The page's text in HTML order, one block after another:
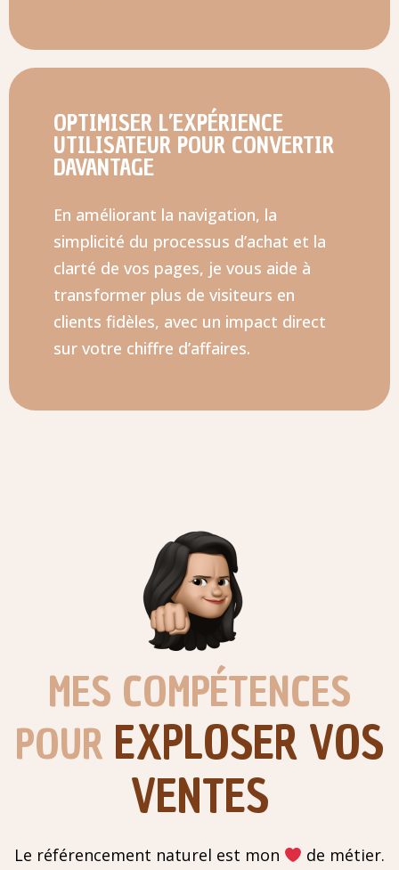
OPTIMISER L’EXPÉRIENCE
UTILISATEUR POUR CONVERTIR
DAVANTAGE
En améliorant la navigation, la
simplicité du processus d’achat et la
clarté de vos pages, je vous aide à
transformer plus de visiteurs en
clients fidèles, avec un impact direct
sur votre chiffre d’affaires.
MES COMPÉTENCES
POUR EXPLOSER VOS
VENTES
Le référencement naturel est mon
de métier.